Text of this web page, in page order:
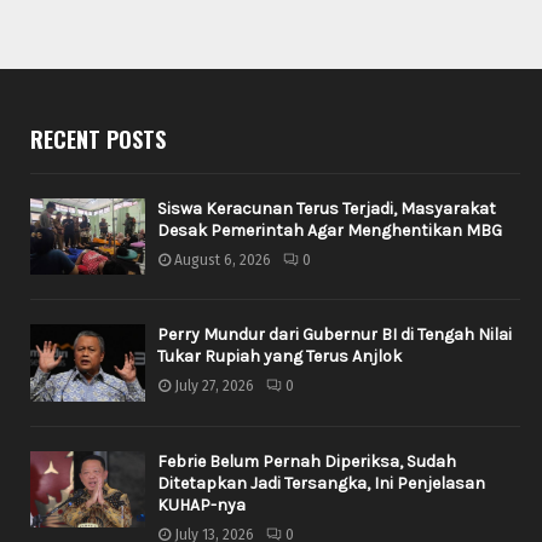
RECENT POSTS
Siswa Keracunan Terus Terjadi, Masyarakat
Desak Pemerintah Agar Menghentikan MBG
August 6, 2026 0
Perry Mundur dari Gubernur BI di Tengah Nilai
Tukar Rupiah yang Terus Anjlok
July 27, 2026 0
Febrie Belum Pernah Diperiksa, Sudah
Ditetapkan Jadi Tersangka, Ini Penjelasan
KUHAP-nya
July 13, 2026 0